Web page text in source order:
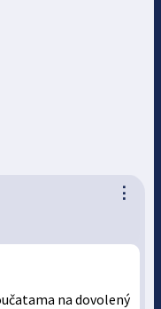
⋮
na dovolený